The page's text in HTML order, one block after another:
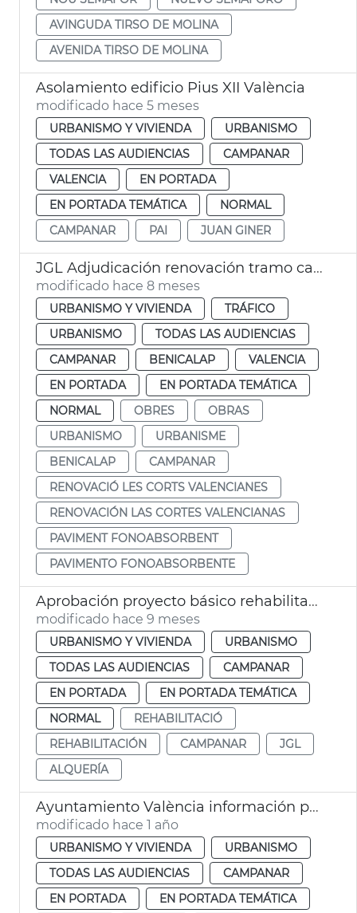
AVINGUDA TIRSO DE MOLINA
AVENIDA TIRSO DE MOLINA
Asolamiento edificio Pius XII València
modificado hace 5 meses
URBANISMO Y VIVIENDA
URBANISMO
TODAS LAS AUDIENCIAS
CAMPANAR
VALENCIA
EN PORTADA
EN PORTADA TEMÁTICA
NORMAL
CAMPANAR
PAI JUAN GINER
JGL Adjudicación renovación tramo calzada las Cortes Valencianas
modificado hace 8 meses
URBANISMO Y VIVIENDA
TRÁFICO
URBANISMO
TODAS LAS AUDIENCIAS
CAMPANAR
BENICALAP
VALENCIA
EN PORTADA
EN PORTADA TEMÁTICA
NORMAL
OBRES
OBRAS
URBANISMO
URBANISME
BENICALAP
CAMPANAR
RENOVACIÓ LES CORTS VALENCIANES
RENOVACIÓN LAS CORTES VALENCIANAS
PAVIMENT FONOABSORBENT
PAVIMENTO FONOABSORBENTE
Aprobación proyecto básico rehabilitación Alquería de Campanario València
modificado hace 9 meses
URBANISMO Y VIVIENDA
URBANISMO
TODAS LAS AUDIENCIAS
CAMPANAR
EN PORTADA
EN PORTADA TEMÁTICA
NORMAL
REHABILITACIÓ
REHABILITACIÓN
CAMPANAR
JGL
ALQUERÍA
Ayuntamiento València información pública ampliación IVO
modificado hace 1 año
URBANISMO Y VIVIENDA
URBANISMO
TODAS LAS AUDIENCIAS
CAMPANAR
EN PORTADA
EN PORTADA TEMÁTICA